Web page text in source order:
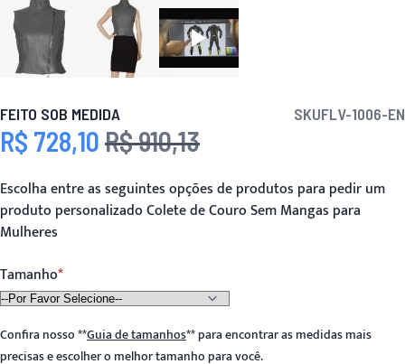
FEITO SOB MEDIDA SKUFLV-1006-EN
Preço Especial
R$ 728,10 Preço
R$ 910,13
Escolha entre as seguintes opções de produtos para pedir um
produto personalizado Colete de Couro Sem Mangas para
Mulheres
Tamanho
Confira nosso**Guia de tamanhos**para encontrar as medidas mais
precisas e escolher o melhor tamanho para você.